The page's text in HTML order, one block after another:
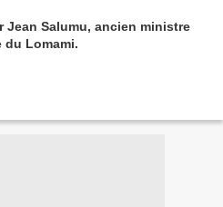
Jean Salumu, ancien ministre
du Lomami.